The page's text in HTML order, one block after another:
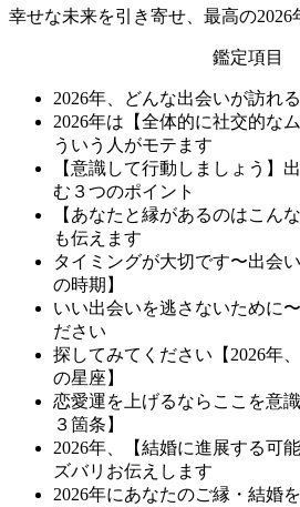
幸せな未来を引き寄せ、最高の2026
鑑定項目
2026年、どんな出会いが訪れ
2026年は【全体的に社交的な
ういう人がモテます
【意識して行動しましょう】
む３つのポイント
【あなたと縁があるのはこん
も伝えます
タイミングが大切です〜出会
の時期】
いい出会いを逃さないために
ださい
探してみてください【2026年
の星座】
恋愛運を上げるならここを意
３箇条】
2026年、【結婚に進展する可
ズバリお伝えします
2026年にあなたのご縁・結婚